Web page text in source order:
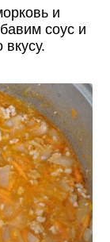
и
соус и